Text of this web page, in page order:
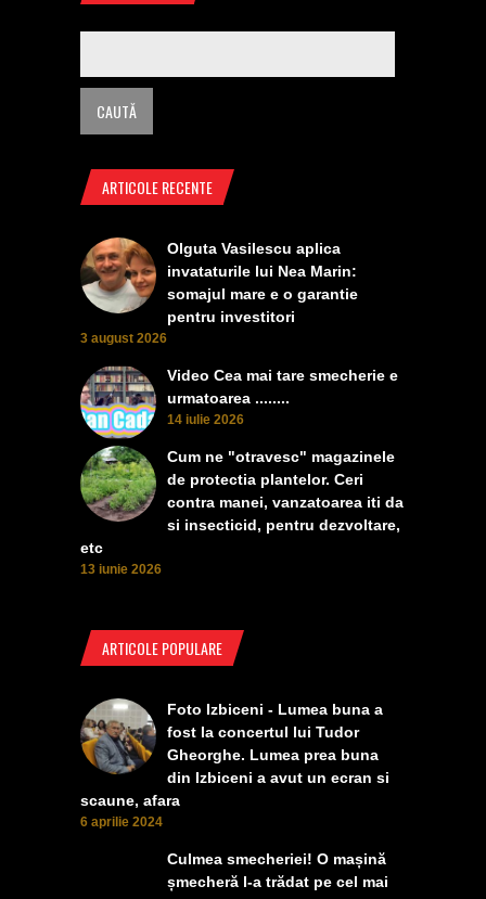
ARTICOLE RECENTE
Olguta Vasilescu aplica
invataturile lui Nea Marin:
somajul mare e o garantie
pentru investitori
3 august 2026
Video Cea mai tare smecherie e
urmatoarea ........
14 iulie 2026
Cum ne "otravesc" magazinele
de protectia plantelor. Ceri
contra manei, vanzatoarea iti da
si insecticid, pentru dezvoltare,
etc
13 iunie 2026
ARTICOLE POPULARE
Foto Izbiceni - Lumea buna a
fost la concertul lui Tudor
Gheorghe. Lumea prea buna
din Izbiceni a avut un ecran si
scaune, afara
6 aprilie 2024
Culmea smecheriei! O mașină
șmecheră l-a trădat pe cel mai